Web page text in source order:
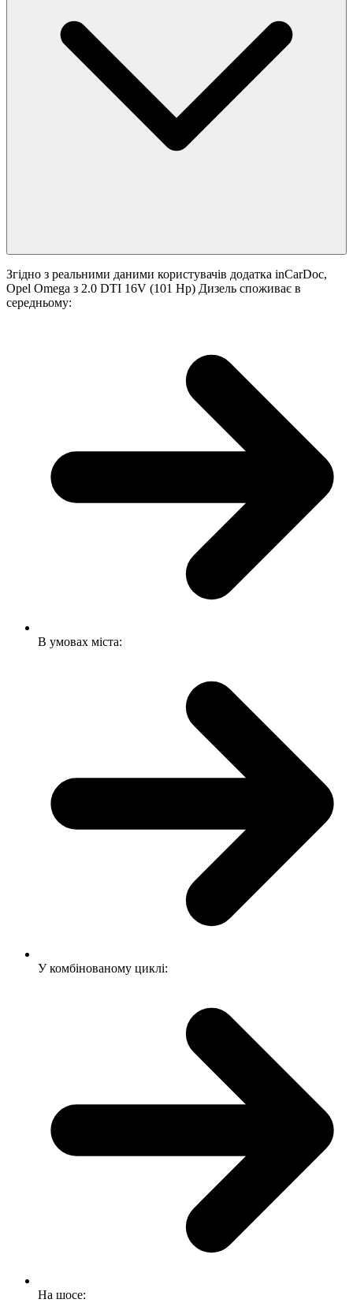
Згідно з реальними даними користувачів додатка inCarDoc,
Opel Omega з 2.0 DTI 16V (101 Hp) Дизель споживає в
середньому:
В умовах міста:
У комбінованому циклі:
На шосе: